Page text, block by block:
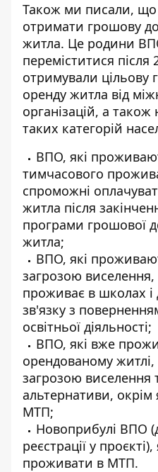
Також ми писали,
отримати грошову
житла. Це родини
переміститися
отримували цільову
оренду житла від
організацій, а також
таких категорій
ВПО, які
тимчасового
спроможні
житла після
програми грошової
житла;
ВПО, які
загрозою виселення,
проживає в школах і
зв'язку з
освітньої діяльності;
ВПО, які вже
орендованому
загрозою виселення
альтернативи,
МТП;
Новоприбулі ВПО
реєстрації у
проживати в МТП.